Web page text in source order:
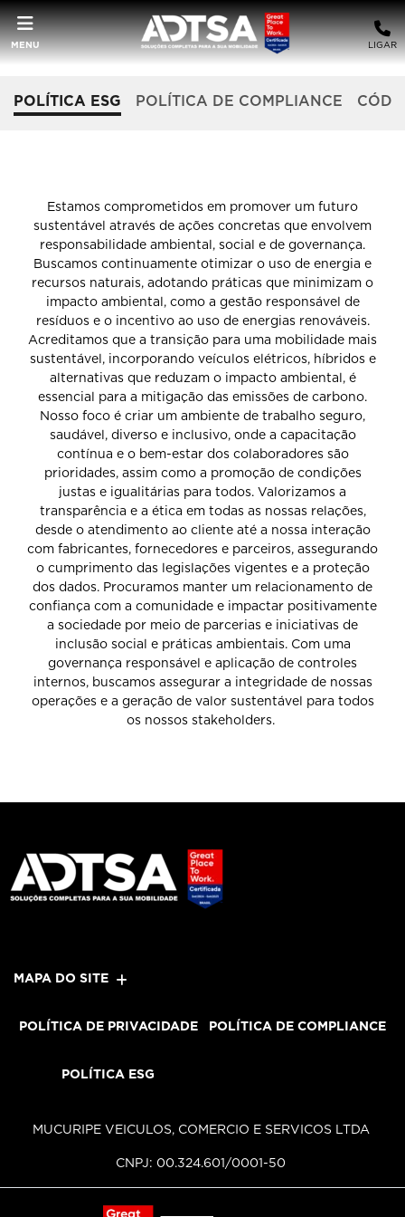
MENU LIGAR
POLÍTICA DE COMPLIANCE
POLÍTICA ESG
POLÍTICA ESG ADTSA
Estamos comprometidos em promover um futuro
sustentável através de ações concretas que envolvem
responsabilidade ambiental, social e de governança.
Buscamos continuamente otimizar o uso de energia e
recursos naturais, adotando práticas que minimizam o
impacto ambiental, como a gestão responsável de
resíduos e o incentivo ao uso de energias renováveis.
Acreditamos que a transição para uma mobilidade mais
sustentável, incorporando veículos elétricos, híbridos e
alternativas que reduzam o impacto ambiental, é
essencial para a mitigação das emissões de carbono.
Nosso foco é criar um ambiente de trabalho seguro,
saudável, diverso e inclusivo, onde a capacitação
contínua e o bem-estar dos colaboradores são
prioridades, assim como a promoção de condições
justas e igualitárias para todos. Valorizamos a
transparência e a ética em todas as nossas relações,
desde o atendimento ao cliente até a nossa interação
com fabricantes, fornecedores e parceiros, assegurando
o cumprimento das legislações vigentes e a proteção
dos dados. Procuramos manter um relacionamento de
confiança com a comunidade e impactar positivamente
a sociedade por meio de parcerias e iniciativas de
inclusão social e práticas ambientais. Com uma
governança responsável e aplicação de controles
internos, buscamos assegurar a integridade de nossas
operações e a geração de valor sustentável para todos
os nossos stakeholders.
MAPA DO SITE
POLÍTICA DE PRIVACIDADE POLÍTICA DE COMPLIANCE
POLÍTICA ESG
MUCURIPE VEICULOS, COMERCIO E SERVICOS LTDA
CNPJ: 00.324.601/0001-50